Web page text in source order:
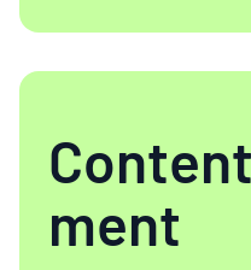
ment